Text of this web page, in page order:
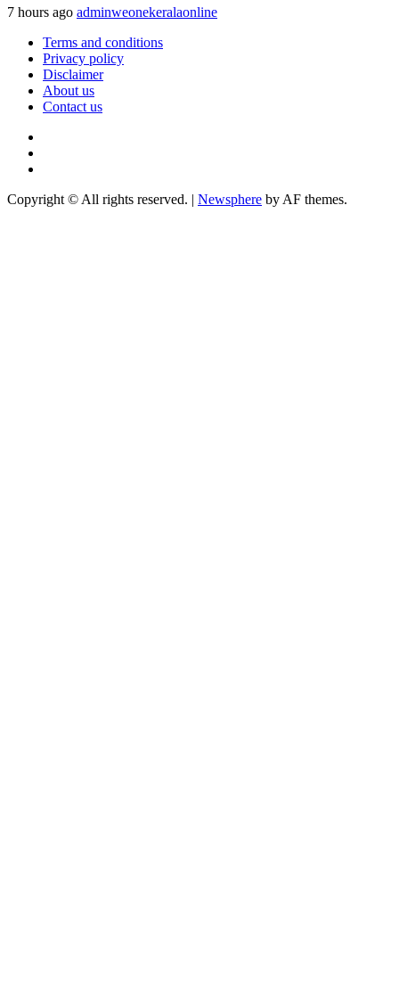
7 hours ago adminweonekeralaonline
Terms and conditions
Privacy policy
Disclaimer
About us
Contact us
Copyright © All rights reserved. | Newsphere by AF themes.